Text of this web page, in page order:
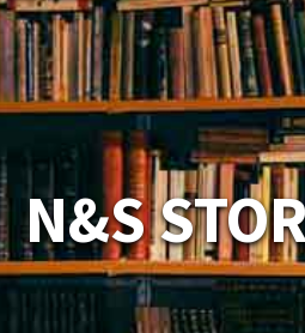
N&S